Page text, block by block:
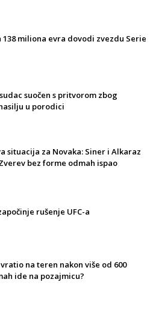
138 miliona evra dovodi zvezdu Serie
suočen s pritvorom zbog
u porodici
situacija za Novaka: Siner i Alkaraz
bez forme odmah ispao
rušenje UFC-a
na teren nakon više od 600
ide na pozajmicu?